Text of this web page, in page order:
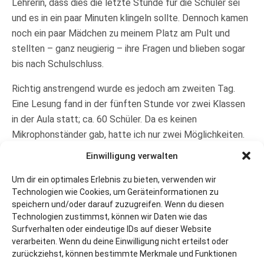
Einwilligung verwalten
Um dir ein optimales Erlebnis zu bieten, verwenden wir
Technologien wie Cookies, um Geräteinformationen zu
speichern und/oder darauf zuzugreifen. Wenn du diesen
Technologien zustimmst, können wir Daten wie das
Surfverhalten oder eindeutige IDs auf dieser Website
verarbeiten. Wenn du deine Einwilligung nicht erteilst oder
zurückziehst, können bestimmte Merkmale und Funktionen
Lehrerin, dass dies die letzte Stunde für die Schüler sei
und es in ein paar Minuten klingeln sollte. Dennoch kamen
noch ein paar Mädchen zu meinem Platz am Pult und
stellten – ganz neugierig – ihre Fragen und blieben sogar
bis nach Schulschluss.
Richtig anstrengend wurde es jedoch am zweiten Tag.
Eine Lesung fand in der fünften Stunde vor zwei Klassen
in der Aula statt; ca. 60 Schüler. Da es keinen
Mikrophonständer gab, hatte ich nur zwei Möglichkeiten.
Entweder Mikro und Buch halten und mit der Nase die
Seitenumblätterer aus dem Publikum holen. Beide
Optionen schienen mir weniger angebracht, also musste
ich meine Zuhörer mit meiner Stimme bändigen.